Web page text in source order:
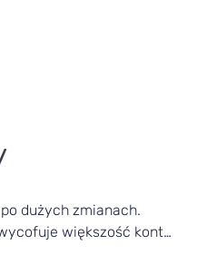
po dużych zmianach.
większość kont…